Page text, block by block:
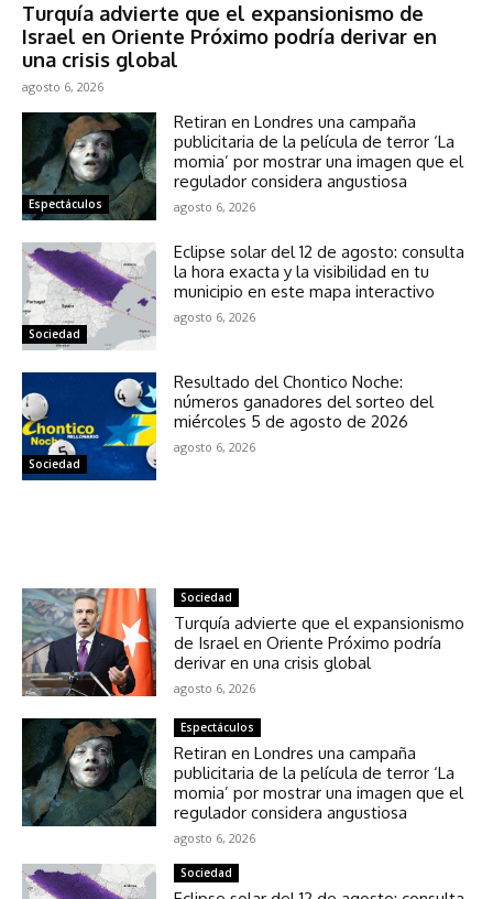
Turquía advierte que el expansionismo de
Israel en Oriente Próximo podría derivar en
una crisis global
agosto 6, 2026
Espectáculos
Retiran en Londres una campaña
publicitaria de la película de terror ‘La
momia’ por mostrar una imagen que el
regulador considera angustiosa
agosto 6, 2026
Sociedad
Eclipse solar del 12 de agosto: consulta
la hora exacta y la visibilidad en tu
municipio en este mapa interactivo
agosto 6, 2026
Sociedad
Resultado del Chontico Noche:
números ganadores del sorteo del
miércoles 5 de agosto de 2026
agosto 6, 2026
Sociedad
Turquía advierte que el expansionismo
de Israel en Oriente Próximo podría
derivar en una crisis global
agosto 6, 2026
Espectáculos
Retiran en Londres una campaña
publicitaria de la película de terror ‘La
momia’ por mostrar una imagen que el
regulador considera angustiosa
agosto 6, 2026
Sociedad